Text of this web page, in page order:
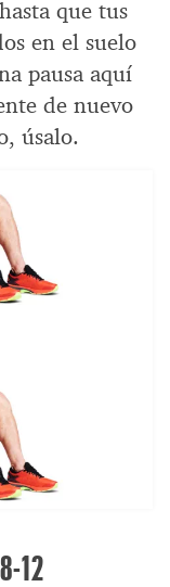
que tus
en el suelo
pausa aquí
de nuevo
úsalo.
12